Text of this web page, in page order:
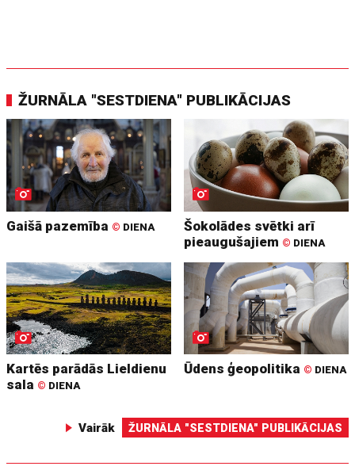
ŽURNĀLA "SESTDIENA" PUBLIKĀCIJAS
Gaišā pazemība © DIENA
Šokolādes svētki arī
pieaugušajiem © DIENA
Kartēs parādās Lieldienu
sala © DIENA
Ūdens ģeopolitika © DIENA
Vairāk ŽURNĀLA "SESTDIENA" PUBLIKĀCIJAS